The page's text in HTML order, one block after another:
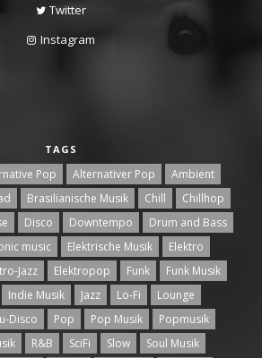
Twitter
Instagram
TAGS
Pop Alternativer Pop
Ambient
Brasilianische Musik Chill
Chillhop
Disco Downtempo
Drum and Bass
music Elektrische Musik
Elektro
Jazz Elektropop Funk
Funk Musik
Indie Musik Jazz Lo-Fi
Lounge
Disco Pop Pop Musik
Popmusik
R&B SciFi Slow
Soul Musik